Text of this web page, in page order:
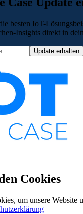
besten IoT-
Insights direkt in
Update erhalten
Cookies
um unsere Website